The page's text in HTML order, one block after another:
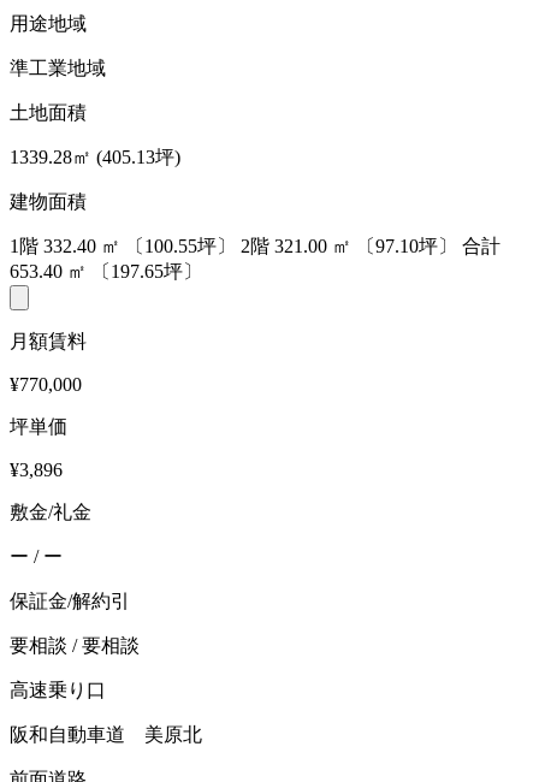
用途地域
準工業地域
土地面積
1339.28㎡ (405.13坪)
建物面積
1階 332.40 ㎡ 〔100.55坪〕 2階 321.00 ㎡ 〔97.10坪〕
合計
653.40 ㎡ 〔197.65坪〕
月額賃料
¥770,000
坪単価
¥3,896
敷金/礼金
ー / ー
保証金/解約引
要相談 / 要相談
高速乗り口
阪和自動車道 美原北